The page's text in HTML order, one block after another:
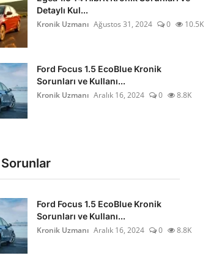
Detaylı Kul...
Kronik Uzmanı Ağustos 31, 2024 0 10.5K
Ford Focus 1.5 EcoBlue Kronik
Sorunları ve Kullanı...
Kronik Uzmanı Aralık 16, 2024 0 8.8K
Ford Focus 1.5 EcoBlue Kronik
Sorunları ve Kullanı...
Kronik Uzmanı Aralık 16, 2024 0 8.8K